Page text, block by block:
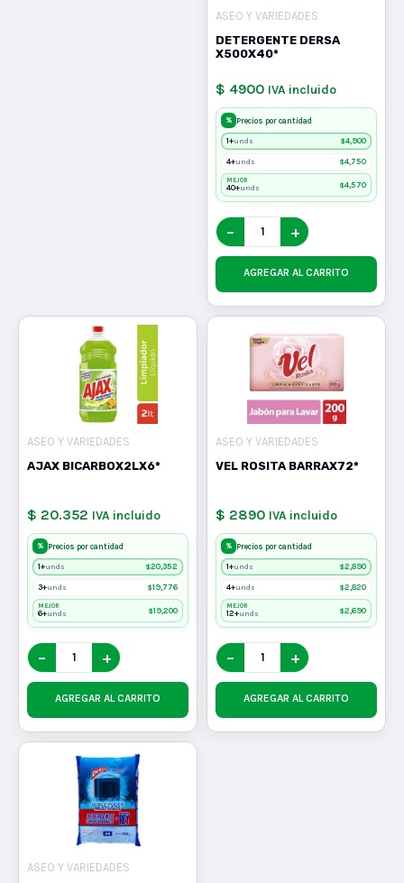
ASEO Y VARIEDADES
DETERGENTE DERSA
X500X40*
$ 4900 IVA incluido
% Precios por cantidad
1+unds $4,900
4+unds $4,750
MEJOR
40+unds $4,570
− +
AGREGAR AL CARRITO
ASEO Y VARIEDADES
AJAX BICARBOX2LX6*
$ 20.352 IVA incluido
% Precios por cantidad
1+unds $20,352
3+unds $19,776
MEJOR
6+unds $19,200
− +
AGREGAR AL CARRITO
ASEO Y VARIEDADES
VEL ROSITA BARRAX72*
$ 2890 IVA incluido
% Precios por cantidad
1+unds $2,890
4+unds $2,820
MEJOR
12+unds $2,690
− +
AGREGAR AL CARRITO
ASEO Y VARIEDADES